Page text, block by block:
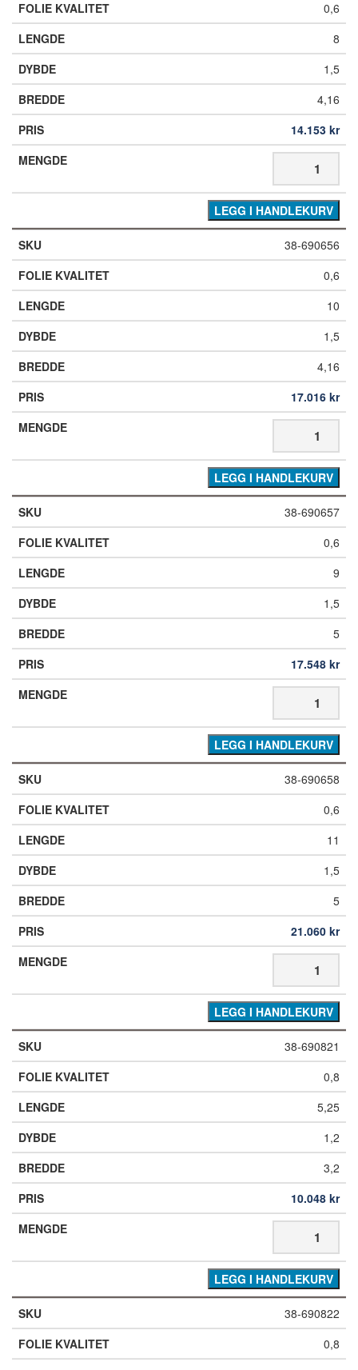
0,6
8
1,5
4,16
14.153 kr
LEGG I HANDLEKURV
38-690656
0,6
10
1,5
4,16
17.016 kr
LEGG I HANDLEKURV
38-690657
0,6
9
1,5
5
17.548 kr
LEGG I HANDLEKURV
38-690658
0,6
11
1,5
5
21.060 kr
LEGG I HANDLEKURV
38-690821
0,8
5,25
1,2
3,2
10.048 kr
LEGG I HANDLEKURV
38-690822
0,8